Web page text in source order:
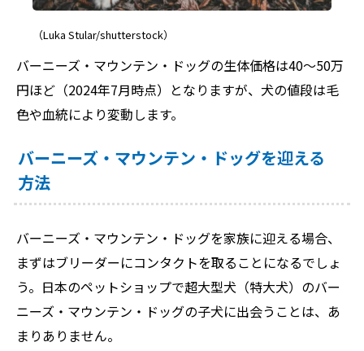
（Luka Stular/shutterstock）
バーニーズ・マウンテン・ドッグの生体価格は40～50万
円ほど（2024年7月時点）となりますが、犬の値段は毛
色や血統により変動します。
バーニーズ・マウンテン・ドッグを迎える
方法
バーニーズ・マウンテン・ドッグを家族に迎える場合、
まずはブリーダーにコンタクトを取ることになるでしょ
う。日本のペットショップで超大型犬（特大犬）のバー
ニーズ・マウンテン・ドッグの子犬に出会うことは、あ
まりありません。